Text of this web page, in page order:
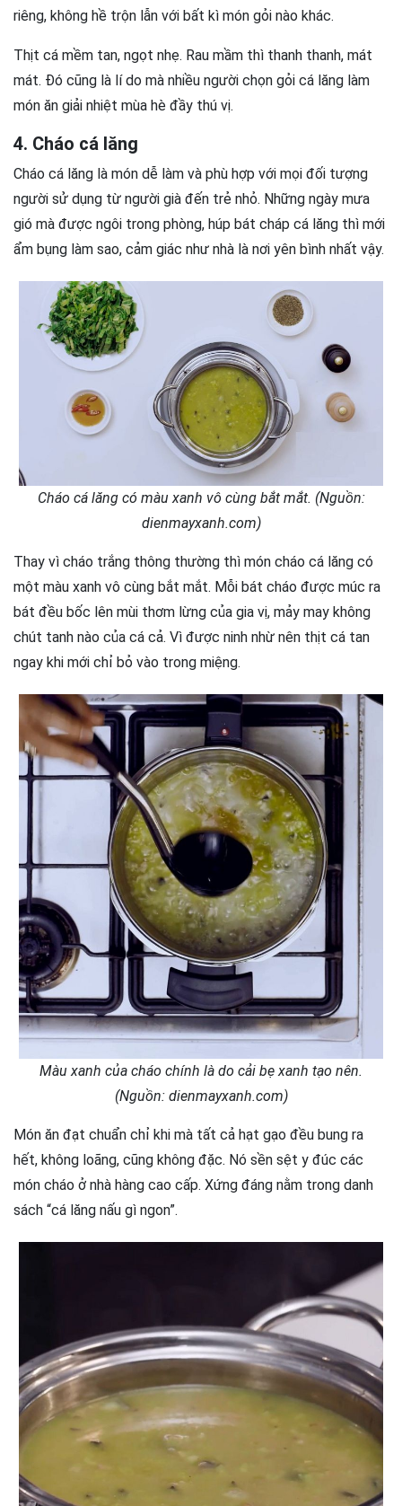
riêng, không hề trộn lẫn với bất kì món gỏi nào khác.
Thịt cá mềm tan, ngọt nhẹ. Rau mầm thì thanh thanh, mát
mát. Đó cũng là lí do mà nhiều người chọn gỏi cá lăng làm
món ăn giải nhiệt mùa hè đầy thú vị.
4. Cháo cá lăng
Cháo cá lăng là món dễ làm và phù hợp với mọi đối tượng
người sử dụng từ người già đến trẻ nhỏ. Những ngày mưa
gió mà được ngôi trong phòng, húp bát cháp cá lăng thì mới
ẩm bụng làm sao, cảm giác như nhà là nơi yên bình nhất vậy.
Cháo cá lăng có màu xanh vô cùng bắt mắt. (Nguồn:
dienmayxanh.com)
Thay vì cháo trắng thông thường thì món cháo cá lăng có
một màu xanh vô cùng bắt mắt. Mỗi bát cháo được múc ra
bát đều bốc lên mùi thơm lừng của gia vị, mảy may không
chút tanh nào của cá cả. Vì được ninh nhừ nên thịt cá tan
ngay khi mới chỉ bỏ vào trong miệng.
Màu xanh của cháo chính là do cải bẹ xanh tạo nên.
(Nguồn: dienmayxanh.com)
Món ăn đạt chuẩn chỉ khi mà tất cả hạt gạo đều bung ra
hết, không loãng, cũng không đặc. Nó sền sệt y đúc các
món cháo ở nhà hàng cao cấp. Xứng đáng nằm trong danh
sách “cá lăng nấu gì ngon”.